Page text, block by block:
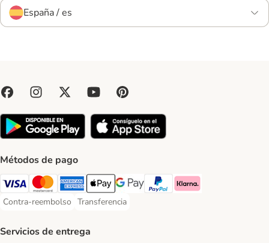
España / es
Métodos de pago
Visa Payment Method
Mastercard Payment Method
American Express Payment Method
Apple Pay Payment Method
Google Pay Payment Method
PayPal Payment Method
Klarna Payment Method
Contra-reembolso
Contra-reembolso Payment Method
Transferencia
Transferencia Payment Method
Servicios de entrega